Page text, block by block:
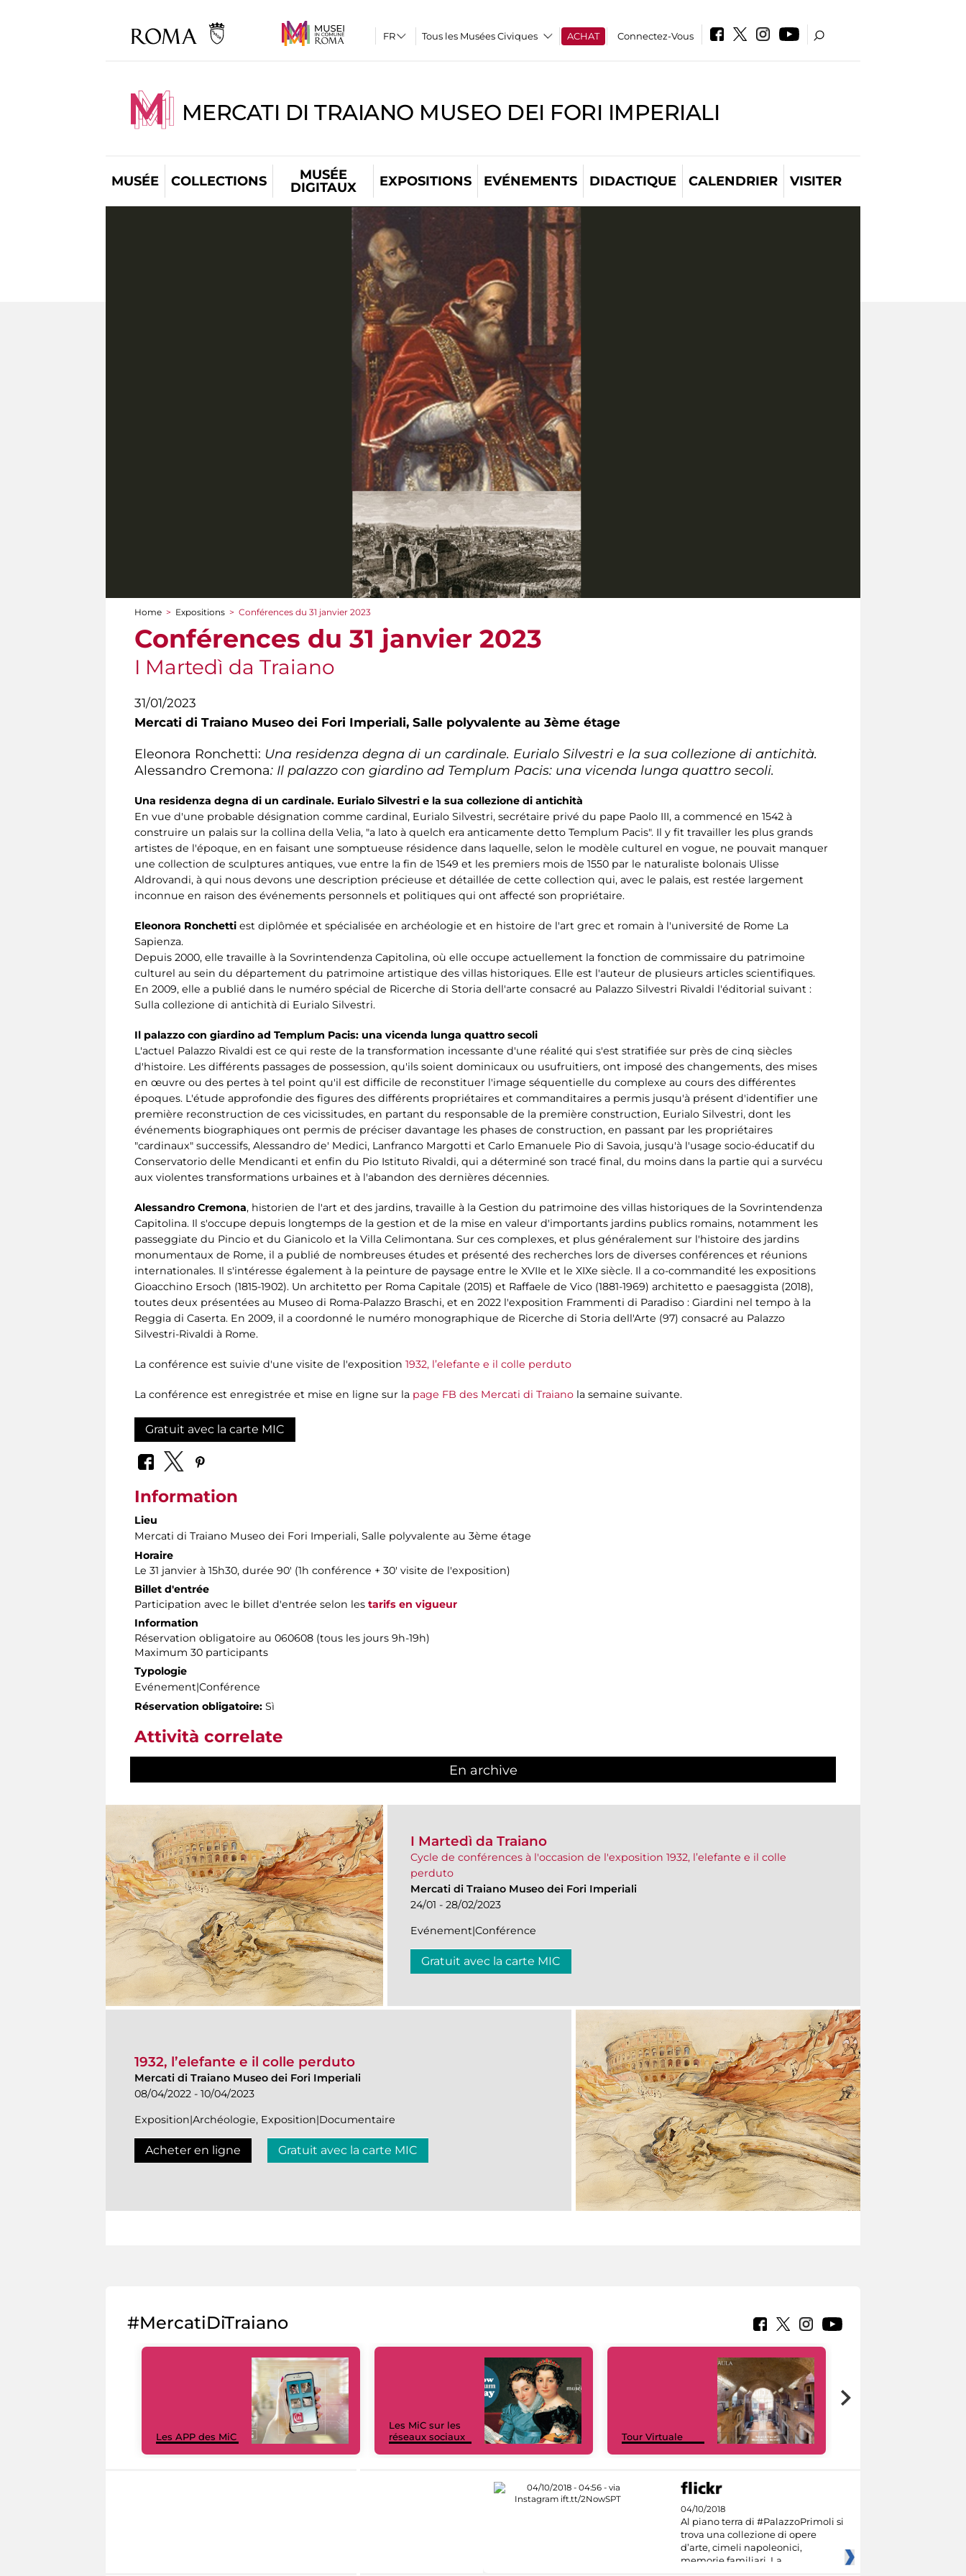
Tous les Musées Civiques ACHAT Connectez-Vous
MERCATI DI TRAIANO MUSEO DEI FORI IMPERIALI
MUSÉE COLLECTIONS
MUSÉE
DIGITAUX
EXPOSITIONS EVÉNEMENTS DIDACTIQUE CALENDRIER VISITER
You are here
Home > Expositions > Conférences du 31 janvier 2023
Conférences du 31 janvier 2023
I Martedì da Traiano
31/01/2023
Mercati di Traiano Museo dei Fori Imperiali, Salle polyvalente au 3ème étage
Eleonora Ronchetti: Una residenza degna di un cardinale. Eurialo Silvestri e la sua collezione di antichità.
Alessandro Cremona: Il palazzo con giardino ad Templum Pacis: una vicenda lunga quattro secoli.
Una residenza degna di un cardinale. Eurialo Silvestri e la sua collezione di antichità
En vue d'une probable désignation comme cardinal, Eurialo Silvestri, secrétaire privé du pape Paolo III, a commencé en 1542 à
construire un palais sur la collina della Velia, "a lato à quelch era anticamente detto Templum Pacis". Il y fit travailler les plus grands
artistes de l'époque, en en faisant une somptueuse résidence dans laquelle, selon le modèle culturel en vogue, ne pouvait manquer
une collection de sculptures antiques, vue entre la fin de 1549 et les premiers mois de 1550 par le naturaliste bolonais Ulisse
Aldrovandi, à qui nous devons une description précieuse et détaillée de cette collection qui, avec le palais, est restée largement
inconnue en raison des événements personnels et politiques qui ont affecté son propriétaire.
Eleonora Ronchetti est diplômée et spécialisée en archéologie et en histoire de l'art grec et romain à l'université de Rome La
Sapienza.
Depuis 2000, elle travaille à la Sovrintendenza Capitolina, où elle occupe actuellement la fonction de commissaire du patrimoine
culturel au sein du département du patrimoine artistique des villas historiques. Elle est l'auteur de plusieurs articles scientifiques.
En 2009, elle a publié dans le numéro spécial de Ricerche di Storia dell'arte consacré au Palazzo Silvestri Rivaldi l'éditorial suivant :
Sulla collezione di antichità di Eurialo Silvestri.
Il palazzo con giardino ad Templum Pacis: una vicenda lunga quattro secoli
L'actuel Palazzo Rivaldi est ce qui reste de la transformation incessante d'une réalité qui s'est stratifiée sur près de cinq siècles
d'histoire. Les différents passages de possession, qu'ils soient dominicaux ou usufruitiers, ont imposé des changements, des mises
en œuvre ou des pertes à tel point qu'il est difficile de reconstituer l'image séquentielle du complexe au cours des différentes
époques. L'étude approfondie des figures des différents propriétaires et commanditaires a permis jusqu'à présent d'identifier une
première reconstruction de ces vicissitudes, en partant du responsable de la première construction, Eurialo Silvestri, dont les
événements biographiques ont permis de préciser davantage les phases de construction, en passant par les propriétaires
"cardinaux" successifs, Alessandro de' Medici, Lanfranco Margotti et Carlo Emanuele Pio di Savoia, jusqu'à l'usage socio-éducatif du
Conservatorio delle Mendicanti et enfin du Pio Istituto Rivaldi, qui a déterminé son tracé final, du moins dans la partie qui a survécu
aux violentes transformations urbaines et à l'abandon des dernières décennies.
Alessandro Cremona, historien de l'art et des jardins, travaille à la Gestion du patrimoine des villas historiques de la Sovrintendenza
Capitolina. Il s'occupe depuis longtemps de la gestion et de la mise en valeur d'importants jardins publics romains, notamment les
passeggiate du Pincio et du Gianicolo et la Villa Celimontana. Sur ces complexes, et plus généralement sur l'histoire des jardins
monumentaux de Rome, il a publié de nombreuses études et présenté des recherches lors de diverses conférences et réunions
internationales. Il s'intéresse également à la peinture de paysage entre le XVIIe et le XIXe siècle. Il a co-commandité les expositions
Gioacchino Ersoch (1815-1902). Un architetto per Roma Capitale (2015) et Raffaele de Vico (1881-1969) architetto e paesaggista (2018),
toutes deux présentées au Museo di Roma-Palazzo Braschi, et en 2022 l'exposition Frammenti di Paradiso : Giardini nel tempo à la
Reggia di Caserta. En 2009, il a coordonné le numéro monographique de Ricerche di Storia dell'Arte (97) consacré au Palazzo
Silvestri-Rivaldi à Rome.
La conférence est suivie d'une visite de l'exposition 1932, l’elefante e il colle perduto
La conférence est enregistrée et mise en ligne sur la page FB des Mercati di Traiano la semaine suivante.
Gratuit avec la carte MIC
Information
Lieu
Mercati di Traiano Museo dei Fori Imperiali, Salle polyvalente au 3ème étage
Horaire
Le 31 janvier à 15h30, durée 90' ​​(1h conférence + 30' visite de l'exposition)
Billet d'entrée
Participation avec le billet d'entrée selon les tarifs en vigueur
Information
Réservation obligatoire au 060608 (tous les jours 9h-19h)
Maximum 30 participants
Typologie
Evénement|Conférence
Réservation obligatoire: Sì
Attività correlate
En archive
I Martedì da Traiano
Cycle de conférences à l'occasion de l'exposition 1932, l’elefante e il colle
perduto
Mercati di Traiano Museo dei Fori Imperiali
24/01 - 28/02/2023
Evénement|Conférence
Gratuit avec la carte MIC
1932, l’elefante e il colle perduto
Mercati di Traiano Museo dei Fori Imperiali
08/04/2022 - 10/04/2023
Exposition|Archéologie, Exposition|Documentaire
Acheter en ligne Gratuit avec la carte MIC
#MercatiDiTraiano
Les APP des MiC
Les MiC sur les
réseaux sociaux
Tour Virtuale
04/10/2018
Al piano terra di #PalazzoPrimoli si
trova una collezione di opere
d’arte, cimeli napoleonici,
memorie familiari. La